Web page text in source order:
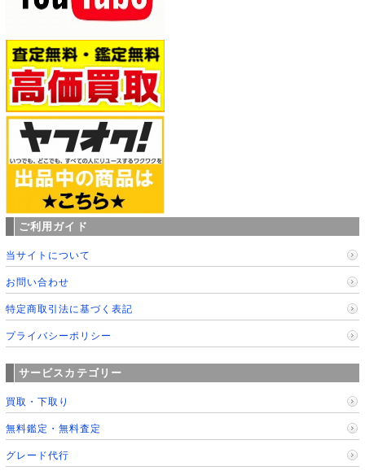
ご利用ガイド
当サイトについて
お問い合わせ
特定商取引法に基づく表記
プライバシーポリシー
サービスカテゴリー
買取・下取り
無料鑑定・無料査定
グレード代行